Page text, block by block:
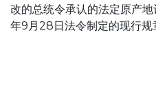
改的总统令承认的法定原产
年9月28日法令制定的现行规